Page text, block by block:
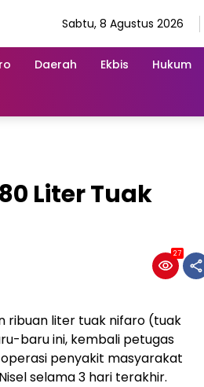
Sabtu, 8 Agustus 2026
Daerah Ekbis Hukum
Liter Tuak
27
ribuan liter tuak nifaro (tuak
baru ini, kembali petugas
penyakit masyarakat
selama 3 hari terakhir.